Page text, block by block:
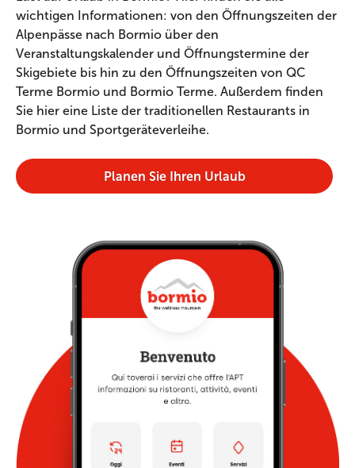
wichtigen Informationen: von den Öffnungszeiten der
Alpenpässe nach Bormio über den
Veranstaltungskalender und Öffnungstermine der
Skigebiete bis hin zu den Öffnungszeiten von QC
Terme Bormio und Bormio Terme. Außerdem finden
Sie hier eine Liste der traditionellen Restaurants in
Bormio und Sportgeräteverleihe.
Planen Sie Ihren Urlaub